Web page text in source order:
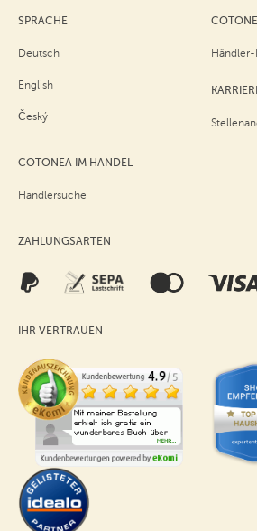
SPRACHE
Deutsch
English
Český
COTONEA IM HANDEL
Händlersuche
ZAHLUNGSARTEN
IHR VERTRAUEN